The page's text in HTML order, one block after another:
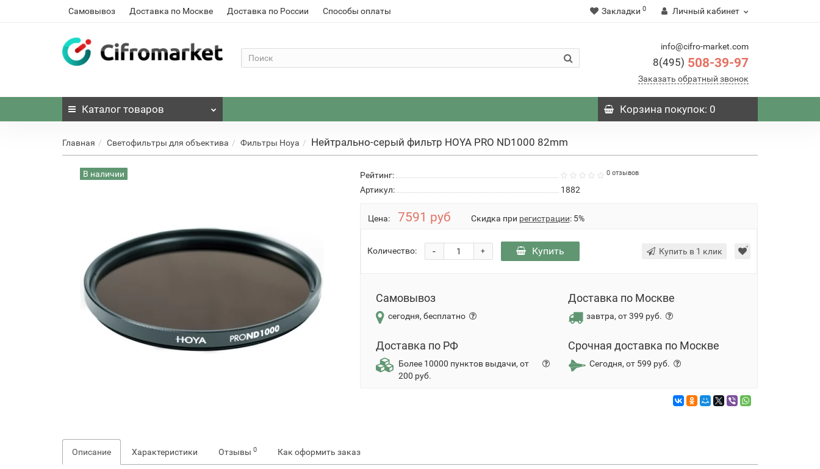
Самовывоз Доставка по Москве Доставка по России Способы оплаты Закладки 0 Личный кабинет
info@cifro-market.com
8(495) 508-39-97
Заказать обратный звонок
Каталог товаров Корзинапокупок: 0
Главная Светофильтры для объектива Фильтры Hoya Нейтрально-серый фильтр HOYA PRO ND1000 82mm
В наличии Рейтинг: 0 отзывов
Артикул: 1882
Цена: 7591 руб Скидка при регистрации: 5%
Количество: +
- Купить Купить в 1 клик
Самовывоз
сегодня, бесплатно
Доставка по Москве
завтра, от 399 руб.
Доставка по РФ
Более 10000 пунктов выдачи, от
200 руб.
Срочная доставка по Москве
Сегодня, от 599 руб.
Описание Характеристики Отзывы 0 Как оформить заказ